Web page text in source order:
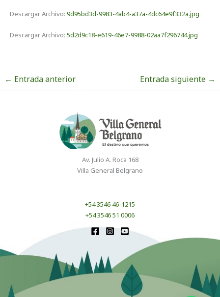
Descargar Archivo:9d95bd3d-9983-4ab4-a37a-4dc64e9f332a.jpg
Descargar Archivo:5d2d9c18-e619-46e7-9988-02aa7f296744.jpg
← Entrada anterior Entrada siguiente →
Av. Julio A. Roca 168
Villa General Belgrano
+54 3546 46-1215
+54 3546 51 0006